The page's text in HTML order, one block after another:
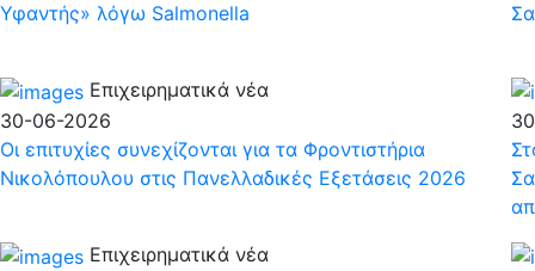
Υφαντής» λόγω Salmonella
Επιχειρηματικά νέα
30-06-2026
Οι επιτυχίες συνεχίζονται για τα Φροντιστήρια
Νικολόπουλου στις Πανελλαδικές Εξετάσεις 2026
Επιχειρηματικά νέα